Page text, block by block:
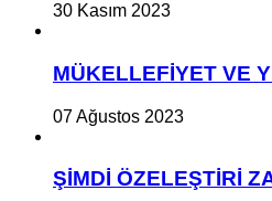
30 Kasım 2023
MÜKELLEFİYET VE
07 Ağustos 2023
ŞİMDİ ÖZELEŞTİRİ